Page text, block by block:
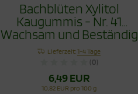
Bachblüten Xylitol
Kaugummis - Nr. 41
Wachsam und Beständig
60g
Lieferzeit:1-4 Tage
(0)
6,49 EUR
10,82 EUR pro 100 g